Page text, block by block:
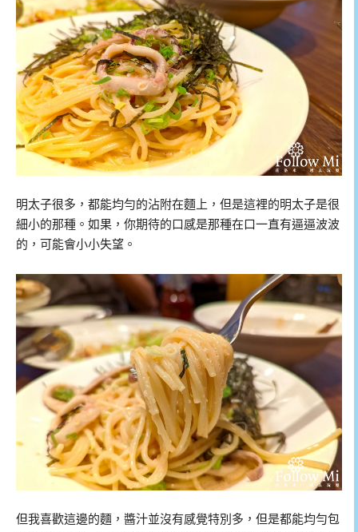
明太子很多，都能均勻的沾附在麵上，但是這裡的明太子是很
細小的那種。如果，你期待的口感是那種在口一直有逼逼波波
的，可能會小小失望。
但我喜歡這邊的麵，醬汁並沒有感覺特別多，但是都能均勻包